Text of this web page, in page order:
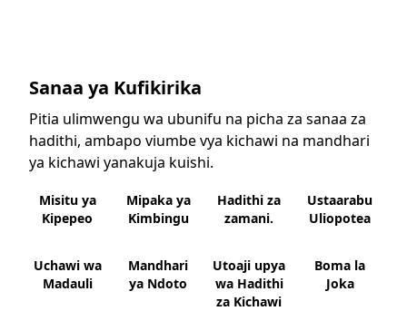
Sanaa ya Kufikirika
Pitia ulimwengu wa ubunifu na picha za sanaa za
hadithi, ambapo viumbe vya kichawi na mandhari
ya kichawi yanakuja kuishi.
Misitu ya
Kipepeo
Mipaka ya
Kimbingu
Hadithi za
zamani.
Ustaarabu
Uliopotea
Uchawi wa
Madauli
Mandhari
ya Ndoto
Utoaji upya
wa Hadithi
za Kichawi
Boma la
Joka